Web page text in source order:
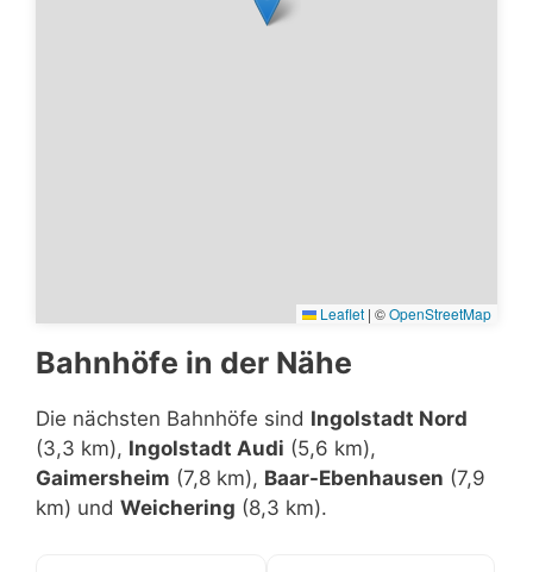
Leaflet | ©OpenStreetMap
Bahnhöfe in der Nähe
Die nächsten Bahnhöfe sind Ingolstadt Nord
(3,3 km), Ingolstadt Audi (5,6 km),
Gaimersheim (7,8 km), Baar-Ebenhausen (7,9
km) und Weichering (8,3 km).